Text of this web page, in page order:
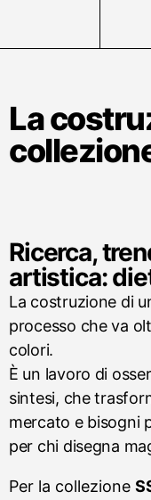
La
Ricerca,
artistica:
La costruzione di
processo che va
colori.
È un lavoro di
sintesi, che
mercato e bisogni
per chi disegna
Per la collezione